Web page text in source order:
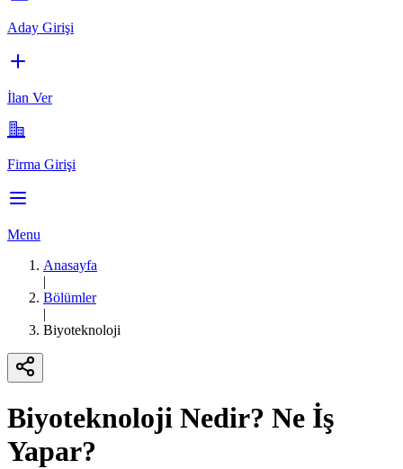
Aday Girişi
İlan Ver
Firma Girişi
Menu
Anasayfa
|
Bölümler
|
Biyoteknoloji
Biyoteknoloji Nedir? Ne İş
Yapar?